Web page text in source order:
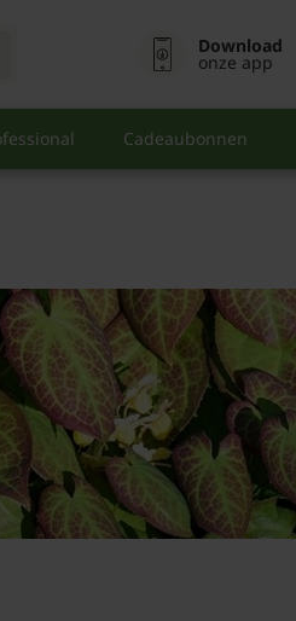
Download
onze app
Cadeaubonnen